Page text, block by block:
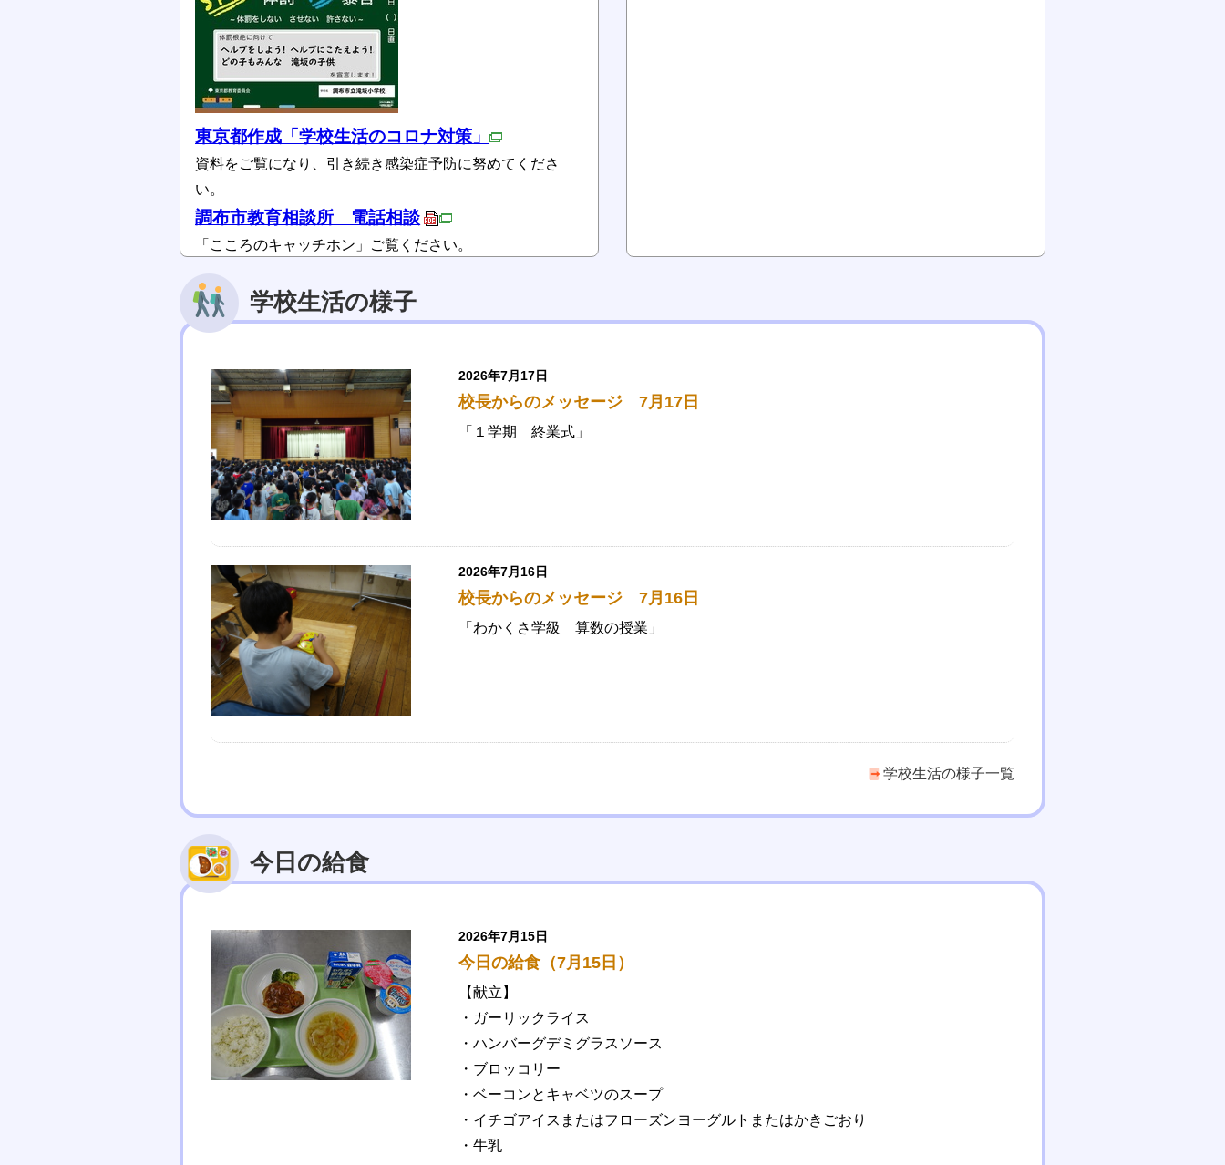
東京都作成「学校生活のコロナ対策」
資料をご覧になり、引き続き感染症予防に努めてくださ
い。
調布市教育相談所 電話相談
「こころのキャッチホン」ご覧ください。
学校生活の様子
2026年7月17日
校長からのメッセージ 7月17日
「１学期 終業式」
2026年7月16日
校長からのメッセージ 7月16日
「わかくさ学級 算数の授業」
学校生活の様子一覧
今日の給食
2026年7月15日
今日の給食（7月15日）
【献立】
・ガーリックライス
・ハンバーグデミグラスソース
・ブロッコリー
・ベーコンとキャベツのスープ
・イチゴアイスまたはフローズンヨーグルトまたはかきごおり
・牛乳